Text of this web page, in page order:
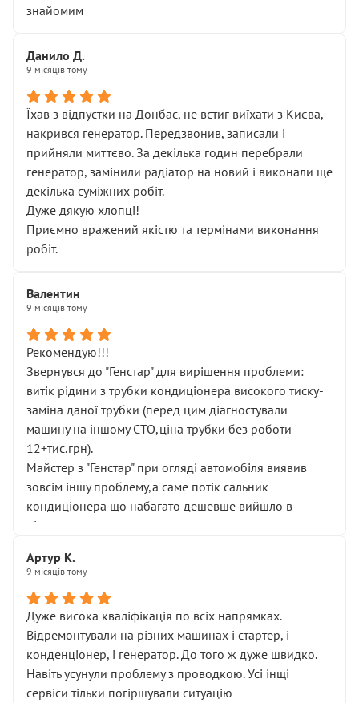
знайомим
Данило Д.
9 місяців тому
Їхав з відпустки на Донбас, не встиг виїхати з Києва,
накрився генератор. Передзвонив, записали і
прийняли миттєво. За декілька годин перебрали
генератор, замінили радіатор на новий і виконали ще
декілька суміжних робіт.
Дуже дякую хлопці!
Приємно вражений якістю та термінами виконання
робіт.
Валентин
9 місяців тому
Рекомендую!!!
Звернувся до "Генстар" для вирішення проблеми:
витік рідини з трубки кондиціонера високого тиску-
заміна даної трубки (перед цим діагностували
машину на іншому СТО,ціна трубки без роботи
12+тис.грн).
Майстер з "Генстар" при огляді автомобіля виявив
зовсім іншу проблему,а саме потік сальник
кондиціонера що набагато дешевше вийшло в
підсумку.
Артур К.
9 місяців тому
Дуже висока кваліфікація по всіх напрямках.
Відремонтували на різних машинах і стартер, і
конденціонер, і генератор. До того ж дуже швидко.
Навіть усунули проблему з проводкою. Усі інщі
сервіси тільки погіршували ситуацію